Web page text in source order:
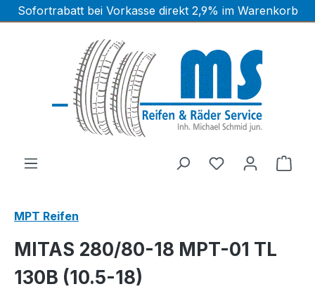
Zum Hauptinhalt springen
Sofortrabatt bei Vorkasse direkt 2,9% im Warenkorb
MPT Reifen
MITAS 280/80-18 MPT-01 TL
130B (10.5-18)